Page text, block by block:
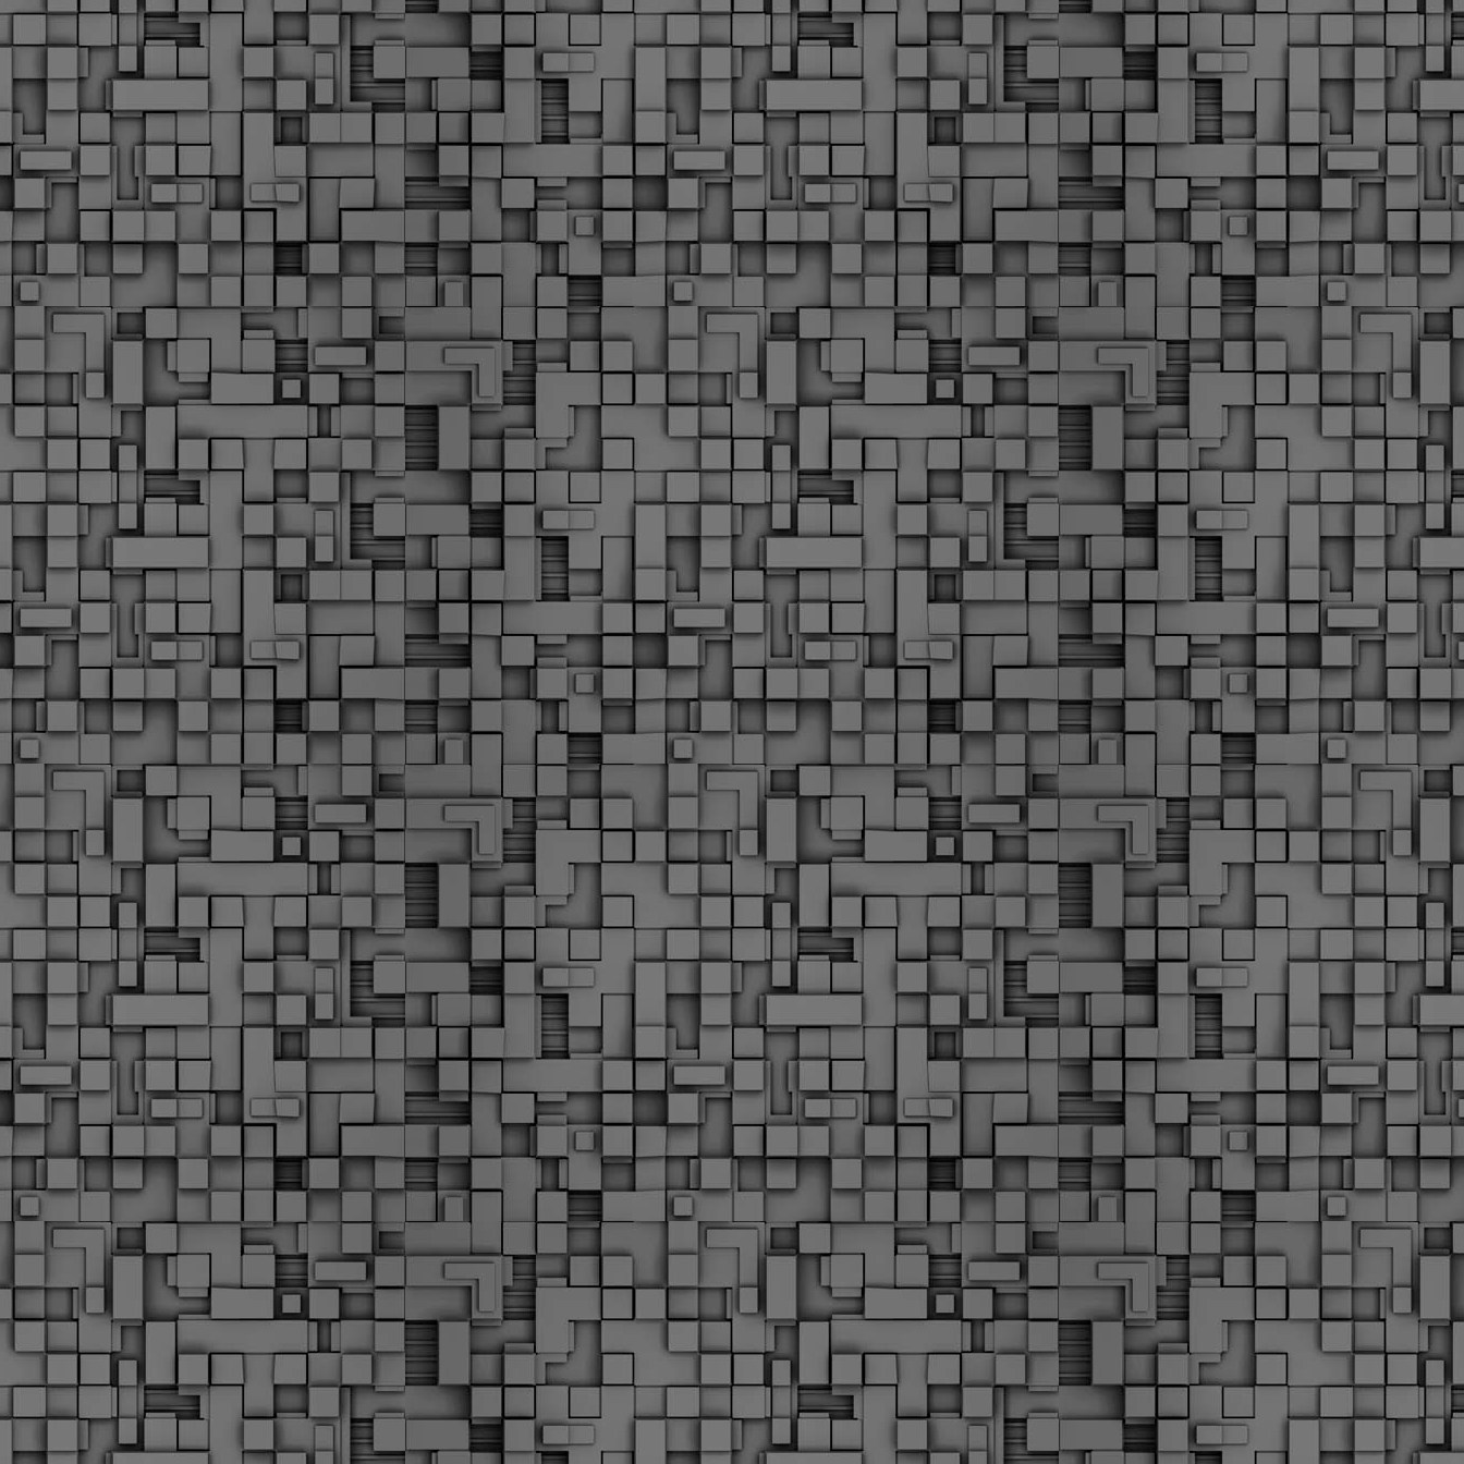
σε δήμους της χώρας. Το Dimastin, αναζητεί σχετικό
φωτογραφικό υλικό στο διαδίκτυο και σας το παρουσιάζει σε
αυτή την ανάρτηση. Επίσης, σας καλούμε, αν διαπιστώσετε ότι
μας έχουν "ξεφύγει" ορκωμοσίες, μπορείτε να στέλνετε το
φωτογραφικό τους υλικό στο dimasthes@gmail.gr ώστε να το
δημοσιεύουμε εδώ, άμεσα.
MAR
Θεσσαλονίκη: Ορκίστηκαν οι 75 νέοι δημοτικοί
αστυνομικοί – Τι τους ζήτησε ο Αγγελούδης
Ενισχύεται το έργο της δημοτικής αστυνομίας στο δήμο
Θεσσαλονίκης καθώς το πρωί της Τετάρτης 18 Μαρτίου
ορκίστηκαν οι 75 νέοι δημοτικοί αστυνομικοί.
«Με αυτούς, σε λίγους μήνες αποκτά ένα ισχυρό σώμα η
δημοτική αστυνομία. Θα είναι πιο κοντά στον πολίτη. Είχα την
ευκαιρία να είμαι σήμερα στην ορκωμοσία τους.
MAR
Ξεκίνησαν εδώ και μια εβδομάδα οι αφίξεις των
νεοπροσληφθέντων Δημοτικών Αστυνομικών στους
δήμους και οι ορκωμοσίες τους - Πλήρες
Μεγάλες μέρες ζει ο "οργανισμός" της Δημοτικής Αστυνομίας!
Να θυμίσουμε ότι κανονικές προσλήψεις στην Δημοτική
Αστυνομία έχουν να γίνουν από το 2010. Δεκαέξι ολόκληρα
χρόνια! Και βέβαια, ακόμη και με αυτές τις προσλήψεις, δεν
φτάνουμε ούτε τα 2/3 των Δημοτικών Αστυνομικών που
υπηρετούσαν το 2013 προ της κατάργησης της υπηρεσίας με
απόφαση του σημερινού πρωθυπουργού Κυριάκου Μητσοτάκη. Ας
είναι...
2
Δημοτική Αστυνομία Θεσσαλονίκης: Διμηνιαίος
απολογισμός ελέγχων τήρησης νομοθεσίας
Τον απολογισμό των δράσεων ελέγχου για τα ζώα συντροφιάς
κατά το δίμηνο Ιανουαρίου – Φεβρουαρίου 2026 παρουσιάζει η
Δημοτική Αστυνομία Θεσσαλονίκης, με στόχο την προστασία των
ζώων και την ομαλή συμβίωση στην πόλη.
FEB
18
ΣτΕ: Οριστική απόρριψη της επαναφοράς του 13ου
και 14ου μισθού για τους δημοσίους υπαλλήλους
Με την απόφαση αυτή, το ΣτΕ απορρίπτει οριστικά τις
αξιώσεις των δημοσίων υπαλλήλων για επαναφορά των
δώρων, επικυρώνοντας την τρέχουσα κατάσταση παρά τις
αντιδράσεις της ΑΔΕΔΥ
Το ΣτΕ απέρριψε οριστικά την προσφυγή της ΑΔΕΔΥ και ενός
εκπαιδευτικού για την επαναφορά των δώρων Χριστουγέννων,
Πάσχα και θερινής άδειας (13ος και 14ος μισθός) στους
εργαζόμενους του δημόσιου τομέα, κλείνοντας μια μακρά
διαμάχη δεκαετιών που αφορούσε τις μνημονιακές περικοπές.
Γνωστοποίηση έκδοσης οριστικών αποτελεσμάτων –
Παροχή οδηγιών.
► Δείτε/κατεβάστε την πολυαναμενόμενη εγκύκλιο του Υπ.
FEB
1
Με διαρροή 2 μέρες πριν την στάση εργασίας
ενημερώνει το ΣτΕ για την απόρριψη της επαναφοράς